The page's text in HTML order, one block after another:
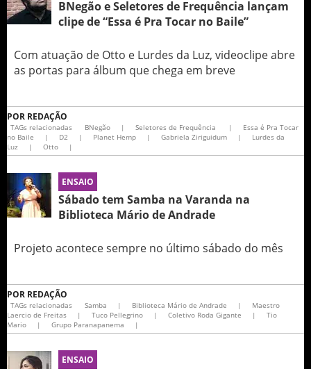
BNegão e Seletores de Frequência lançam
clipe de “Essa é Pra Tocar no Baile”
Com atuação de Otto e Lurdes da Luz, videoclipe abre
as portas para álbum que chega em breve
POR REDAÇÃO
TAGs relacionadas BNegão | Seletores de Frequência |
Essa é Pra Tocar
no Baile
| D2 | Planet Hemp | Gabriela Ziriguidum |
Lurdes da
Luz
| Otto |
ENSAIO
Sábado tem Samba na Varanda na
Biblioteca Mário de Andrade
Projeto acontece sempre no último sábado do mês
POR REDAÇÃO
TAGs relacionadas Samba | Biblioteca Mário de Andrade |
Maestro
Laercio de Freitas
| Tuco Pellegrino | Coletivo Roda Gigante |
Tio
Mario
| Grupo Paranapanema |
ENSAIO